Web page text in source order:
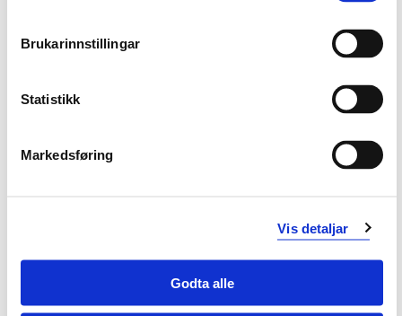
Brukarinnstillingar
Statistikk
Markedsføring
Vis detaljar
Godta alle
Semester: 1 7,5 sp